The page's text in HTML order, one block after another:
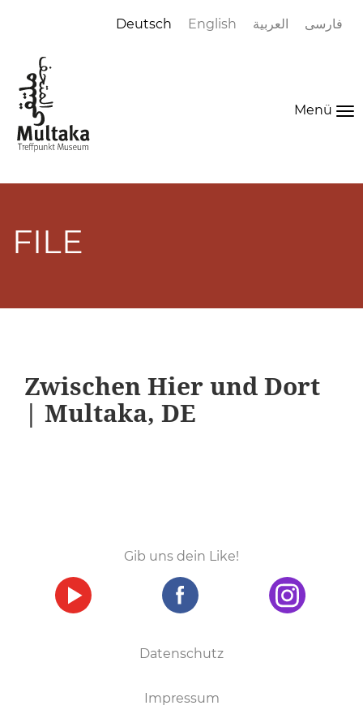
Deutsch English العربية فارسی
Menü
FILE
Zwischen Hier und Dort
| Multaka, DE
Gib uns dein Like!
Datenschutz
Impressum